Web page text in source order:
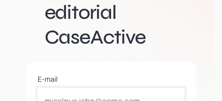
editorial
CaseActive
E-mail